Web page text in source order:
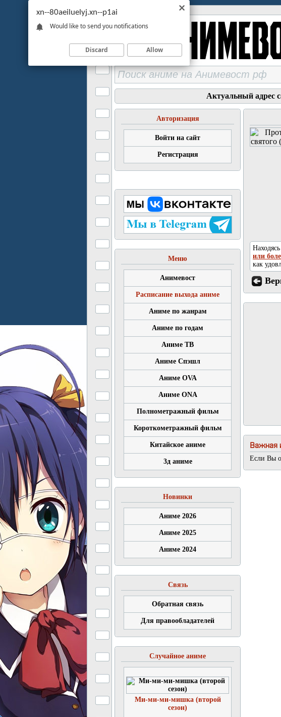
Актуальный адрес
Авторизация
Войти на сайт
Регистрация
Меню
Анимевост
Расписание выхода аниме
Аниме по жанрам
Аниме по годам
Аниме ТВ
Аниме Спэшл
Аниме OVA
Аниме ONA
Полнометражный фильм
Короткометражный фильм
Китайское аниме
3д аниме
Новинки
Аниме 2026
Аниме 2025
Аниме 2024
Связь
Обратная связь
Для правообладателей
Случайное аниме
Ми-ми-ми-мишка (второй
сезон)
или
как
Важная
Если Вы
xn--80aeiluelyj.xn--p1ai
Would like to send you notifications
Discard Allow